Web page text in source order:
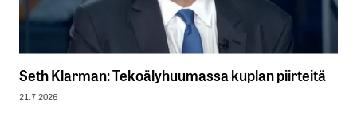
Seth Klarman: Tekoälyhuumassa kuplan piirteitä
21.7.2026